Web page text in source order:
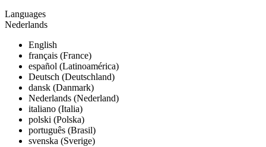
Languages
Nederlands
English
français (France)
español (Latinoamérica)
Deutsch (Deutschland)
dansk (Danmark)
Nederlands (Nederland)
italiano (Italia)
polski (Polska)
português (Brasil)
svenska (Sverige)